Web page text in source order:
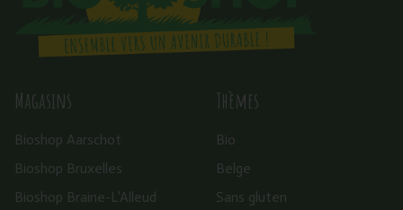
Magasins
Bioshop Aarschot
Bioshop Bruxelles
Bioshop Braine-L’Alleud
Thèmes
Bio
Belge
Sans gluten